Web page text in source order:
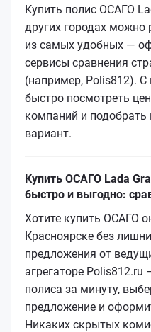
Купить полис ОСАГО
других городах
из самых удобных —
сервисы сравнения
(например, Polis812).
быстро посмотреть
компаний и
вариант.
Купить ОСАГО Lada
быстро и выгодно:
Хотите купить ОСАГО
Красноярске без
предложения от
агрегаторе Polis812.ru
полиса за минуту,
предложение и
Никаких скрытых